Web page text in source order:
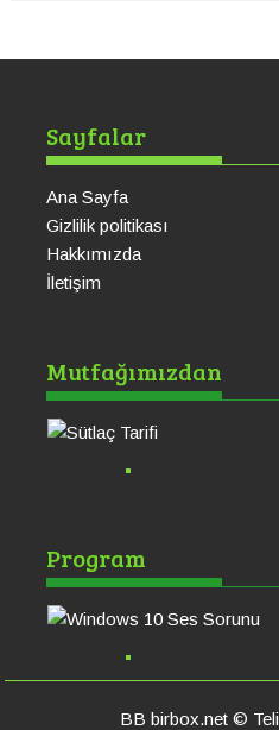
Sayfalar
Ana Sayfa
Gizlilik politikası
Hakkımızda
İletişim
Mutfağımızdan
Program
Sorunu
BB birbox.net ©